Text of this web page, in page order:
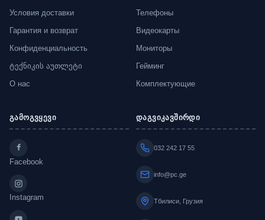
Условия доставки
Гарантия и возврат
Конфиденциальность
ტექნიკის აუთლეტი
О нас
Телефоны
Видеокарты
Мониторы
Гейминг
Комплектующие
გამოგვყევი
Facebook
Instagram
დაგვიკავშირდი
032 242 17 55
info@pc.ge
Тбилиси, Грузия